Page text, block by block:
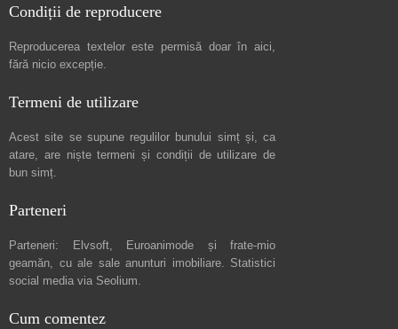
Condiții de reproducere
Reproducerea textelor este permisă doar în aici,
fără nicio excepție.
Termeni de utilizare
Acest site se supune regulilor bunului simț și, ca
atare, are niștetermeni și condiții de utilizare de
bun simț.
Parteneri
Parteneri: Elvsoft, Euroanimode și frate-mio
geamăn, cu ale sale anunturi imobiliare. Statistici
social media via Seolium.
Cum comentez